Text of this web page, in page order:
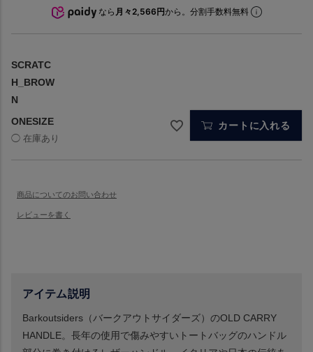
なら 月々2,566円から。分割手数料無料
SCRATC
H_BROW
N
ONESIZE
カートに入れる
アイテム説明
Barkoutsiders（バークアウトサイダーズ）のOLD CARRY
HANDLE。長年の使用で傷みやすいトートバッグのハンドル